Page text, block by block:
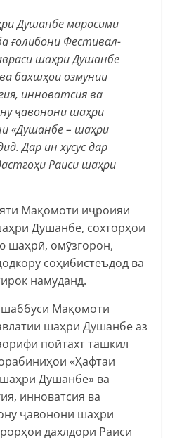
Душанбе маросими
ғолибони Фестивал-
шаҳри Душанбе
бахшҳои озмунии
инноватсия ва
ҷавонони шаҳри
«Душанбе – шаҳри
Дар ин хусус дар
Раиси шаҳри
Мақомоти иҷроияи
Душанбе, сохторҳои
шаҳрӣ, омӯзгорон,
соҳибистеъдод ва
намуданд.
Мақомоти
шаҳри Душанбе аз
пойтахт ташкил
«Ҳафтаи
Душанбе» ва
инноватсия ва
ҷавонони шаҳри
дахлдори Раиси